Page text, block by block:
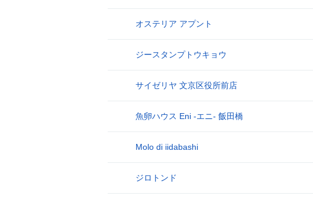
オステリア アプント
ジースタンプトウキョウ
サイゼリヤ 文京区役所前店
魚卵ハウス Eni ‐エニ‐ 飯田橋
Molo di iidabashi
ジロトンド